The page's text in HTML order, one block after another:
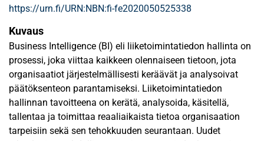
https://urn.fi/URN:NBN:fi-fe2020050525338
Kuvaus
Business Intelligence (BI) eli liiketoimintatiedon hallinta on
prosessi, joka viittaa kaikkeen olennaiseen tietoon, jota
organisaatiot järjestelmällisesti keräävät ja analysoivat
päätöksenteon parantamiseksi. Liiketoimintatiedon
hallinnan tavoitteena on kerätä, analysoida, käsitellä,
tallentaa ja toimittaa reaaliaikaista tietoa organisaation
tarpeisiin sekä sen tehokkuuden seurantaan. Uudet